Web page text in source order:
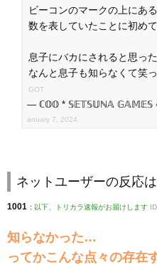
ビーコンのマークの上にある
数を表していたことに初め
息子にバカにされると思っ
なんと息子も知らなくて笑
GOT
— ℂ𝕆𝕆 * 𝕊𝔼𝕋𝕊𝕌ℕ𝔸 𝔾𝔸𝕄𝔼𝕊
anuary 7, 2024
ネットユーザーの反応
1001 : 以下、トリカラ速報がお届けします
知らなかった…
ってかこんな点々の存在